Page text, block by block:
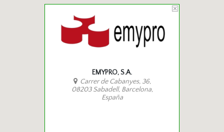
EMYPRO, S.A.
Carrer de Cabanyes, 36,
08203 Sabadell, Barcelona,
España